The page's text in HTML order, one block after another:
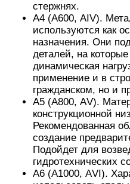
стержнях.
А4 (А600, АIV).
используются как
назначения. Они
деталей, на которые
динамическая
применение и в
гражданском, но и
А5 (А800, АV).
конструкционной
Рекомендованная
создание
Подойдет для
гидротехнических
А6 (А1000, АVI).